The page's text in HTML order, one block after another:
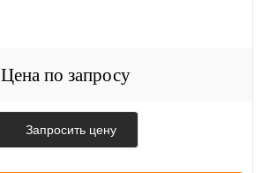
Цена по запросу
Запросить цену